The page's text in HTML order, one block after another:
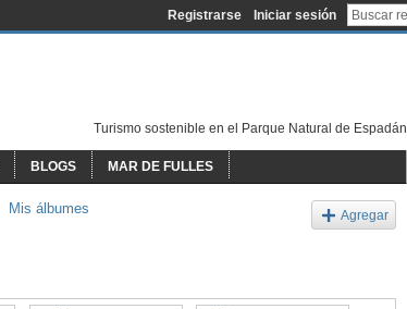
Registrarse Iniciar sesión
Turismo sostenible en el Parque Natural de Espadán
BLOGS MAR DE FULLES
Mis álbumes Agregar